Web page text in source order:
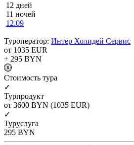
12 дней
11 ночей
12.09
Туроператор: Интер Холидей Сервис
от 1035 EUR
+ 295 BYN
Cтоимость тура
✓
Турпродукт
от 3600 BYN (1035 EUR)
✓
Туруслуга
295 BYN